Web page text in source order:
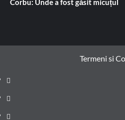
Corbu: Unde a fost găsit micuțul
Termeni si
Prima
pagină
Știri
de
Administrație